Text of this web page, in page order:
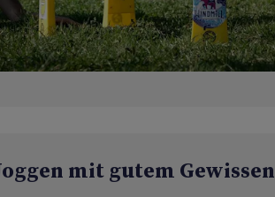
mit gutem Gewissen